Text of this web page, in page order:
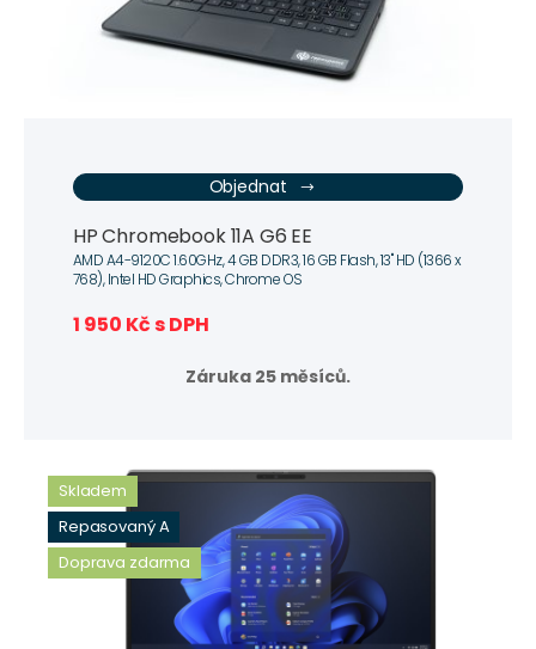
Objednat
HP Chromebook 11A G6 EE
AMD A4-9120C 1.60GHz, 4 GB DDR3, 16 GB Flash, 13" HD (1366 x
768), Intel HD Graphics, Chrome OS
1 950 Kč s DPH
Záruka 25 měsíců.
Skladem
Repasovaný A
Doprava zdarma